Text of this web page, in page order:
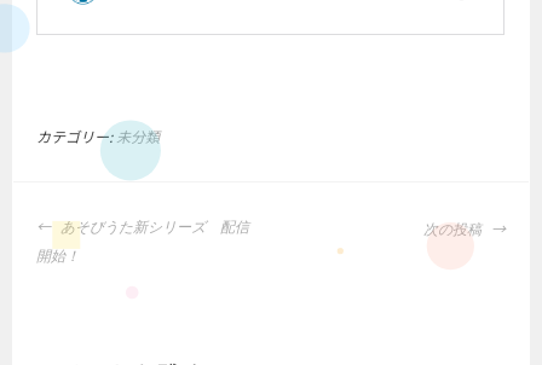
カテゴリー: 未分類
投
稿
あそびうた新シリーズ 配信
開始！
次の投稿